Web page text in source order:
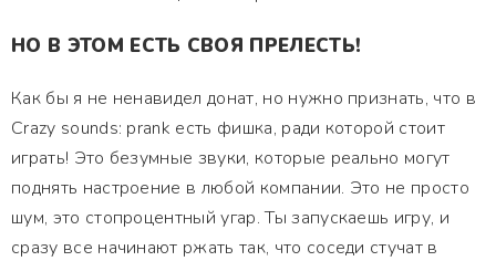
НО В ЭТОМ ЕСТЬ СВОЯ ПРЕЛЕСТЬ!
Как бы я не ненавидел донат, но нужно признать, что в
Crazy sounds: prank есть фишка, ради которой стоит
играть! Это безумные звуки, которые реально могут
поднять настроение в любой компании. Это не просто
шум, это стопроцентный угар. Ты запускаешь игру, и
сразу все начинают ржать так, что соседи стучат в